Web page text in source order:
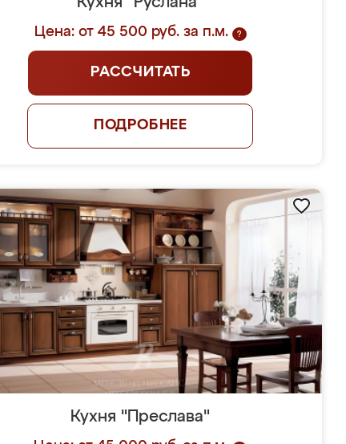
Цена: от 45 500 руб. за п.м. ?
РАССЧИТАТЬ
ПОДРОБНЕЕ
Кухня "Преслава"